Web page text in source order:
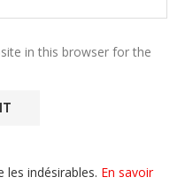
in this browser for the
les indésirables. En savoir